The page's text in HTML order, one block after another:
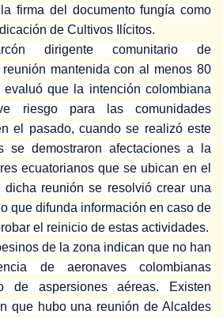
firma del documento fungía como
de Cultivos Ilícitos.
dirigente comunitario de
mantenida con al menos 80
que la intención colombiana
riesgo para las comunidades
el pasado, cuando se realizó este
se demostraron afectaciones a la
ecuatorianos que se ubican en el
dicha reunión se resolvió crear una
que difunda información en caso de
el reinicio de estas actividades.
de la zona indican que no han
de aeronaves colombianas
de aspersiones aéreas. Existen
que hubo una reunión de Alcaldes